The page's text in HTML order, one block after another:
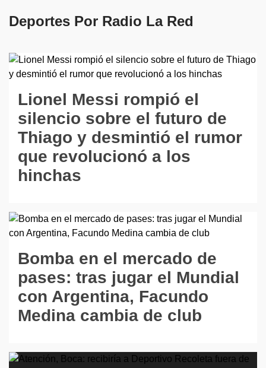
Deportes Por Radio La Red
Lionel Messi rompió el
silencio sobre el futuro de
Thiago y desmintió el rumor
que revolucionó a los
hinchas
Bomba en el mercado de
pases: tras jugar el Mundial
con Argentina, Facundo
Medina cambia de club